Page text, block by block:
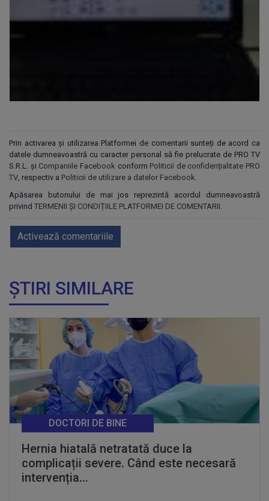
Prin activarea și utilizarea Platformei de comentarii sunteți de acord ca
datele dumneavoastră cu caracter personal să fie prelucrate de PRO TV
S.R.L. și Companiile Facebook conform Politicii de confidențialitate PRO
TV, respectiv a Politicii de utilizare a datelor Facebook.
Apăsarea butonului de mai jos reprezintă acordul dumneavoastră
privind TERMENII ȘI CONDIȚIILE PLATFORMEI DE COMENTARII.
Activează comentariile
ȘTIRI SIMILARE
Hernia hiatală netratată duce la
complicații severe. Când este necesară
intervenția...
DOCTORI DE BINE